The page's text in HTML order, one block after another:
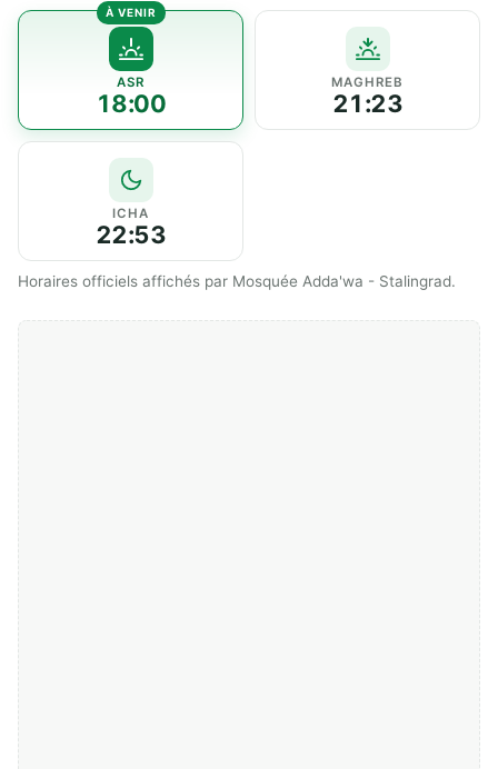
ASR
18:00
MAGHREB
21:23
ICHA
22:53
Horaires officiels affichés par Mosquée Adda'wa - Stalingrad.